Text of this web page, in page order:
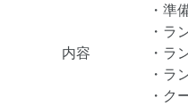
内容
・準
・ラ
・ラ
・ラ
・ク